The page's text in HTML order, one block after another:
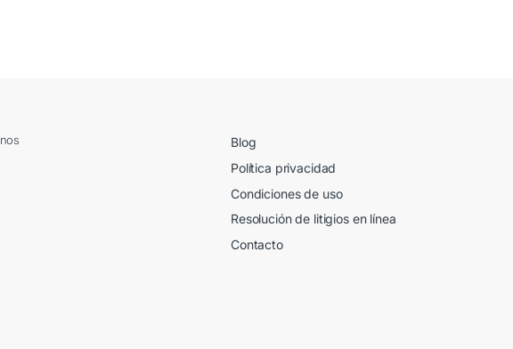
Blog
Política privacidad
Condiciones de uso
Resolución de litigios en línea
Contacto